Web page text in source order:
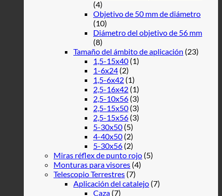
(4)
Objetivo de 50 mm de diámetro
(10)
Diámetro del objetivo de 56 mm
(8)
Tamaño del ámbito de aplicación (23)
1,5-15x40 (1)
1-6x24 (2)
1,5-6x42 (1)
2,5-16x42 (1)
2,5-10x56 (3)
2,5-15x50 (3)
2,5-15x56 (3)
5-30x50 (5)
4-40x50 (2)
5-30x56 (2)
Miras réflex de punto rojo (5)
Monturas para visores (4)
Telescopio Terrestres (7)
Aplicación del catalejo (7)
Caza (7)